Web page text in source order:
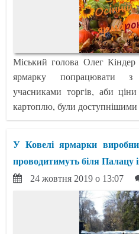
Міський голова Олег Кіндер
ярмарку попрацювати з
учасниками торгів, аби
картоплю, були доступнішими
У Ковелі ярмарки
проводитимуть біля
24 жовтня 2019 о 13:07